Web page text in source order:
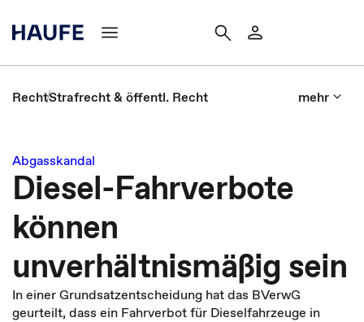
RechtStrafrecht & öffentl. Recht mehr
Abgasskandal
Diesel-Fahrverbote
können
unverhältnismäßig sein
In einer Grundsatzentscheidung hat das BVerwG
geurteilt, dass ein Fahrverbot für Dieselfahrzeuge in